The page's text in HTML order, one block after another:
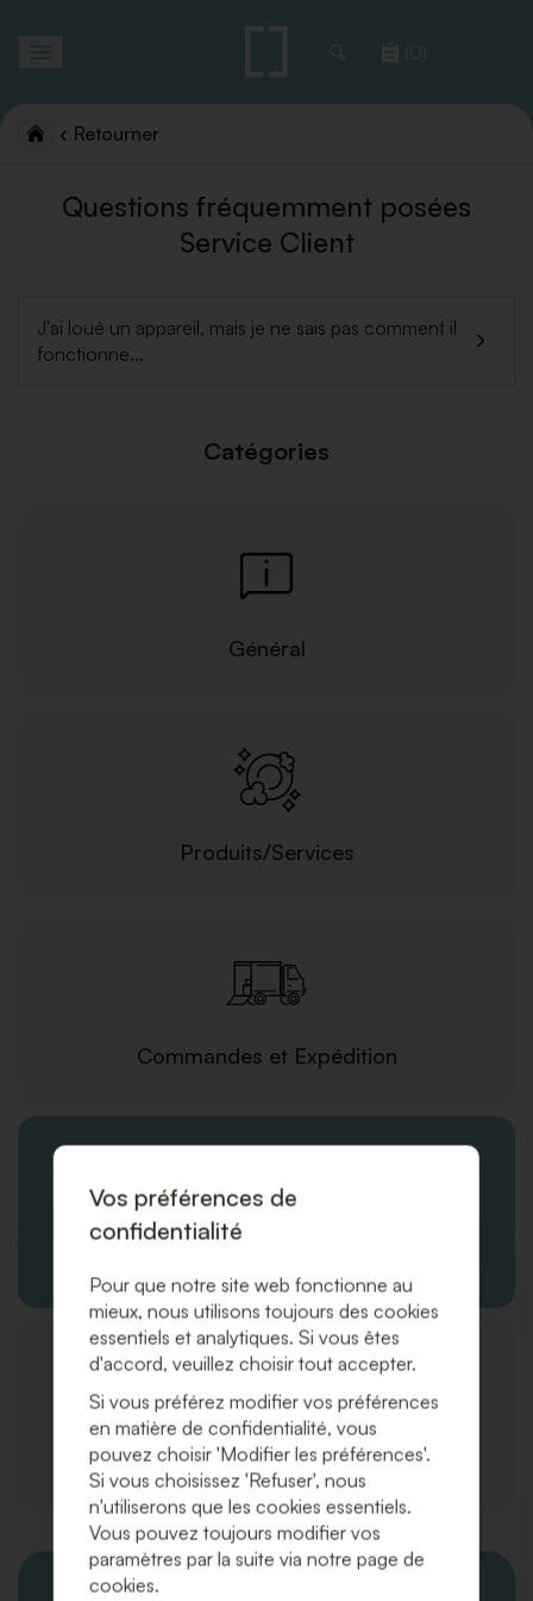
(0)
Retourner
Questions fréquemment posées
Service Client
J'ai loué un appareil, mais je ne sais pas comment il
fonctionne...
Catégories
Général
Produits/Services
Commandes et Expédition
Logistique
Vos préférences de
confidentialité
Pour que notre site web fonctionne au
mieux, nous utilisons toujours des cookies
essentiels et analytiques. Si vous êtes
d'accord, veuillez choisir tout accepter.
Si vous préférez modifier vos préférences
en matière de confidentialité, vous
pouvez choisir 'Modifier les préférences'.
Si vous choisissez 'Refuser', nous
n'utiliserons que les cookies essentiels.
Vous pouvez toujours modifier vos
paramètres par la suite via notre page de
cookies.